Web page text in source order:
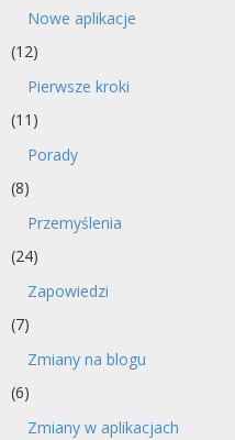
Nowe aplikacje
(12)
Pierwsze kroki
(11)
Porady
(8)
Przemyślenia
(24)
Zapowiedzi
(7)
Zmiany na blogu
(6)
Zmiany w aplikacjach